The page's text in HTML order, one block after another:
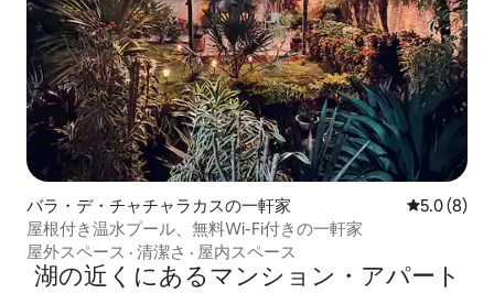
バラ・デ・チャチャラカスの一軒家 レビュー8
5.0 (8)
屋根付き温水プール、無料Wi-Fi付きの一軒家
屋外スペース · 清潔さ · 屋内スペース
湖の近くにあるマンション・アパート